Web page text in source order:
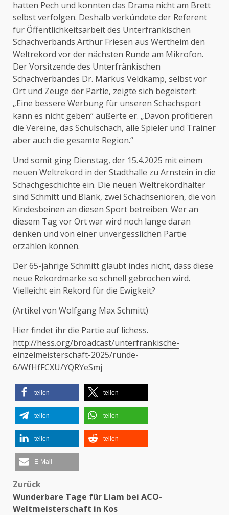
hatten Pech und konnten das Drama nicht am Brett
selbst verfolgen. Deshalb verkündete der Referent
für Öffentlichkeitsarbeit des Unterfränkischen
Schachverbands Arthur Friesen aus Wertheim den
Weltrekord vor der nächsten Runde am Mikrofon.
Der Vorsitzende des Unterfränkischen
Schachverbandes Dr. Markus Veldkamp, selbst vor
Ort und Zeuge der Partie, zeigte sich begeistert:
„Eine bessere Werbung für unseren Schachsport
kann es nicht geben“ äußerte er. „Davon profitieren
die Vereine, das Schulschach, alle Spieler und Trainer
aber auch die gesamte Region.“
Und somit ging Dienstag, der 15.4.2025 mit einem
neuen Weltrekord in der Stadthalle zu Arnstein in die
Schachgeschichte ein. Die neuen Weltrekordhalter
sind Schmitt und Blank, zwei Schachsenioren, die von
Kindesbeinen an diesen Sport betreiben. Wer an
diesem Tag vor Ort war wird noch lange daran
denken und von einer unvergesslichen Partie
erzählen können.
Der 65-jährige Schmitt glaubt indes nicht, dass diese
neue Rekordmarke so schnell gebrochen wird.
Vielleicht ein Rekord für die Ewigkeit?
(Artikel von Wolfgang Max Schmitt)
Hier findet ihr die Partie auf lichess.
http://hess.org/broadcast/unterfrankische-
einzelmeisterschaft-2025/runde-
6/WfHfFCXU/YQRYeSmj
teilen teilen
teilen teilen
teilen teilen
E-Mail
Beitragsnavigation
Zurück
Wunderbare Tage für Liam bei ACO-
Weltmeisterschaft in Kos